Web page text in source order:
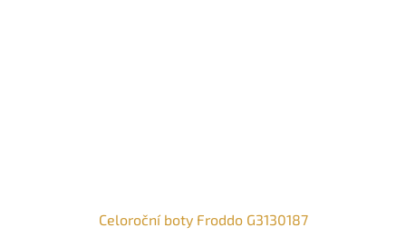
Celoroční boty Froddo G3130187